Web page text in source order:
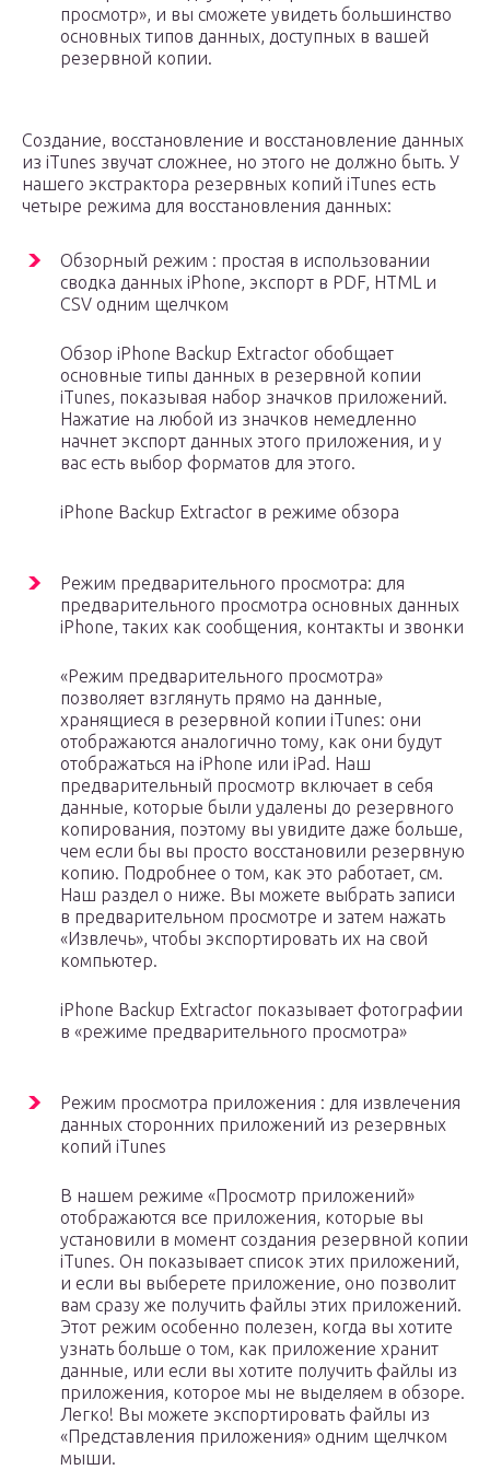
просмотр», и вы сможете увидеть большинство
основных типов данных, доступных в вашей
резервной копии.
Создание, восстановление и восстановление данных
из iTunes звучат сложнее, но этого не должно быть. У
нашего экстрактора резервных копий iTunes есть
четыре режима для восстановления данных:
Обзорный режим : простая в использовании
сводка данных iPhone, экспорт в PDF, HTML и
CSV одним щелчком
Обзор iPhone Backup Extractor обобщает
основные типы данных в резервной копии
iTunes, показывая набор значков приложений.
Нажатие на любой из значков немедленно
начнет экспорт данных этого приложения, и у
вас есть выбор форматов для этого.
iPhone Backup Extractor в режиме обзора
Режим предварительного просмотра: для
предварительного просмотра основных данных
iPhone, таких как сообщения, контакты и звонки
«Режим предварительного просмотра»
позволяет взглянуть прямо на данные,
хранящиеся в резервной копии iTunes: они
отображаются аналогично тому, как они будут
отображаться на iPhone или iPad. Наш
предварительный просмотр включает в себя
данные, которые были удалены до резервного
копирования, поэтому вы увидите даже больше,
чем если бы вы просто восстановили резервную
копию. Подробнее о том, как это работает, см.
Наш раздел о ниже. Вы можете выбрать записи
в предварительном просмотре и затем нажать
«Извлечь», чтобы экспортировать их на свой
компьютер.
iPhone Backup Extractor показывает фотографии
в «режиме предварительного просмотра»
Режим просмотра приложения : для извлечения
данных сторонних приложений из резервных
копий iTunes
В нашем режиме «Просмотр приложений»
отображаются все приложения, которые вы
установили в момент создания резервной копии
iTunes. Он показывает список этих приложений,
и если вы выберете приложение, оно позволит
вам сразу же получить файлы этих приложений.
Этот режим особенно полезен, когда вы хотите
узнать больше о том, как приложение хранит
данные, или если вы хотите получить файлы из
приложения, которое мы не выделяем в обзоре.
Легко! Вы можете экспортировать файлы из
«Представления приложения» одним щелчком
мыши.